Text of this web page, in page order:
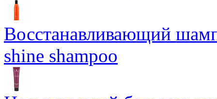
Восстанавливающий
shine shampoo